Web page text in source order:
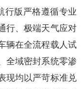
行版严格遵循专业
行、极端天气应对
辆在全流程载人试
全域密封系统零渗
现均以严苛标准兑